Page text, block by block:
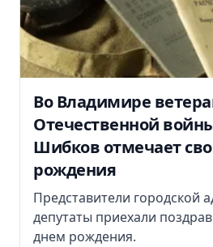
Во Владимире
Отечественной
Шибков отмечает
рождения
Представители городской
депутаты приехали
днем рождения.